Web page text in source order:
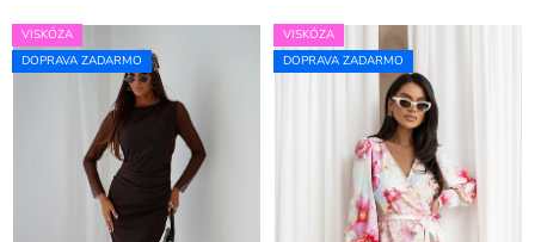
VISKÓZA
DOPRAVA ZADARMO
VISKÓZA
DOPRAVA ZADARMO